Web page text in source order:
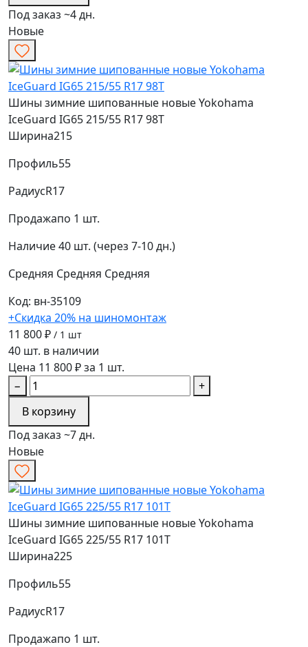
Под заказ ~4 дн.
Новые
Шины зимние шипованные новые Yokohama
IceGuard IG65 215/55 R17 98T
Ширина215
Профиль55
РадиусR17
Продажапо 1 шт.
Наличие40 шт. (через 7-10 дн.)
Средняя Средняя Средняя
Код: вн-35109
+Скидка 20% на шиномонтаж
11 800 ₽ / 1 шт
40 шт. в наличии
Цена 11 800 ₽ за 1 шт.
−
+
В корзину
Под заказ ~7 дн.
Новые
Шины зимние шипованные новые Yokohama
IceGuard IG65 225/55 R17 101T
Ширина225
Профиль55
РадиусR17
Продажапо 1 шт.